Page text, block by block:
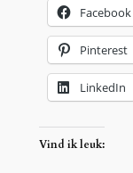
Facebook
Pinterest
LinkedIn
Vind ik leuk: